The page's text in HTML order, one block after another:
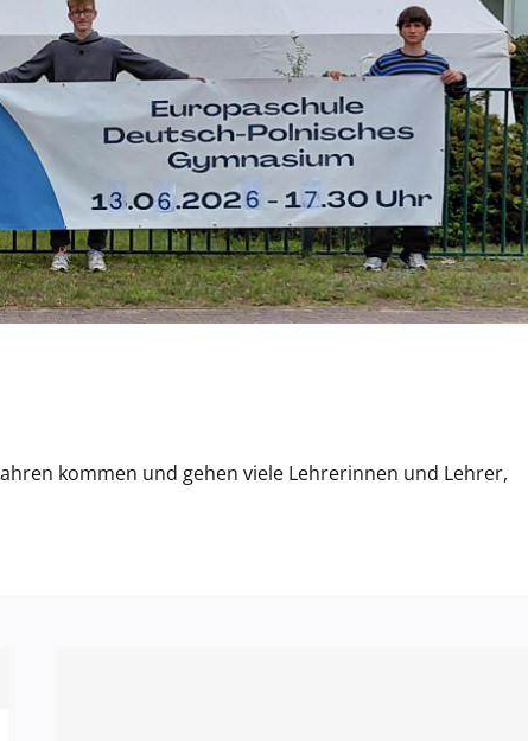
kommen und gehen viele Lehrerinnen und Lehrer,